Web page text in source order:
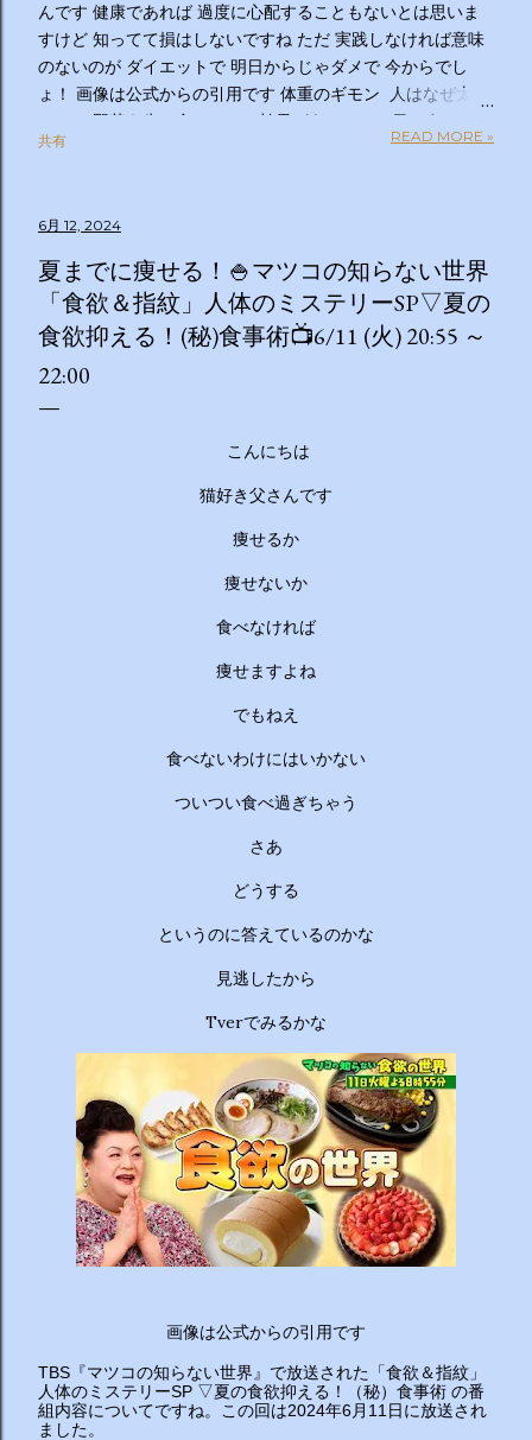
んです 健康であれば 過度に心配することもないとは思いま
すけど 知ってて損はしないですね ただ 実践しなければ意味
のないのが ダイエットで 明日からじゃダメで 今からでし
ょ！ 画像は公式からの引用です 体重のギモン 人はなぜ太る
のか？ 野菜を先に食べるのは効果があるの？１日２食と３
食、どっちが太らない？「太りやすい人」と「太りにくい
腹、どうすれば凹む？「フェイスライン」はすっきりさせら
れる？ラクして太りにくい体になる方法は？私の理想体重っ
て何キロ？体重のギモン全部答えます！２時間ＳＰ ◇出演
者 【ＭＣ】林修 【副担任】斎藤ちはる（テレビ朝日アナ
ウンサー）【学級委員長】バカリズム 【学友】伊沢拓司
【ゲスト学友】名取裕子 島崎和歌子 宮世琉弥 伊集院光
表 森谷敏夫 京都大学名誉教授 郷間光正
０：２８は「私の幸福時間」を放送いたします ☆番組ＨＰ
https://www.tv-asahi.co.jp/imadesho/ この番組は、テレ
に関する10の疑問について、身体の仕組みや心理的なアプロ
か？ 根本的な理由は非常にシンプルで、「摂取カロリー（食
べる量）が消費カロリー（動く量）を上回っているから」で
えるための「脂肪」として身体に蓄えられます。現代はいつ
でも高カロリーな食べ物が手に入るため、意識しないと簡単
べるのは効果があるの？ 非常に効果があります。 （ベジタ
共有 READ MORE »
6月 12, 2024
夏までに痩せる！🍚マツコの知らない世界
「食欲＆指紋」人体のミステリーSP▽夏の
食欲抑える！(秘)食事術📺6/11 (火) 20:55 ～
22:00
こんにちは
猫好き父さんです
痩せるか
痩せないか
食べなければ
痩せますよね
でもねえ
食べないわけにはいかない
ついつい食べ過ぎちゃう
さあ
どうする
というのに答えているのかな
見逃したから
Tverでみるかな
画像は公式からの引用です
TBS『マツコの知らない世界』で放送された「食欲＆指紋」
人体のミステリーSP ▽夏の食欲抑える！（秘）食事術 の番
組内容についてですね。この回は2024年6月11日に放送され
ました。